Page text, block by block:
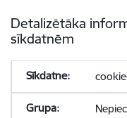
Detalizētāka
sīkdatnēm